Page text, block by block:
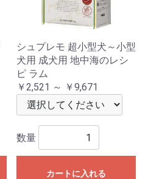
シュプレモ 超小型犬～小型
犬用 成犬用 地中海のレシ
ピ ラム
￥2,521 ～ ￥9,671
数量
カートに入れる